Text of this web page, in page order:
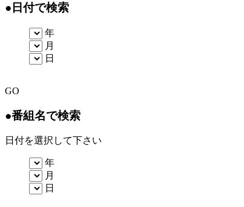
● 日付で検索
年
月
日
GO
●番組名で検索
日付を選択して下さい
年
月
日